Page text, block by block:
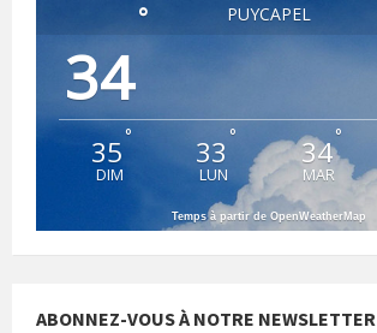
PUYCAPEL
34
°
35°
DIM
33 °
LUN
34°
MAR
Temps à partir de OpenWeatherMap
ABONNEZ-VOUS À NOTRE NEWSLETTER